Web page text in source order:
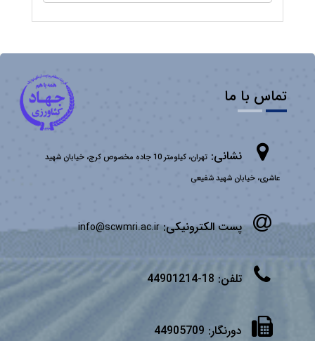
تماس با ما
نشانی:
تهران، کیلومتر 10 جاده مخصوص کرج، خیابان شهید
عاشری، خیابان شهید شفیعی
پست الکترونیکی:info@scwmri.ac.ir
تلفن: 18-44901214
دورنگار: 44905709